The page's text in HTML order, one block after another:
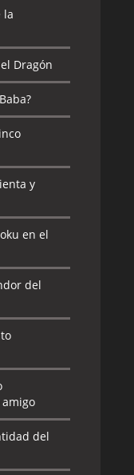
la
Dragón
y
en el
del
del